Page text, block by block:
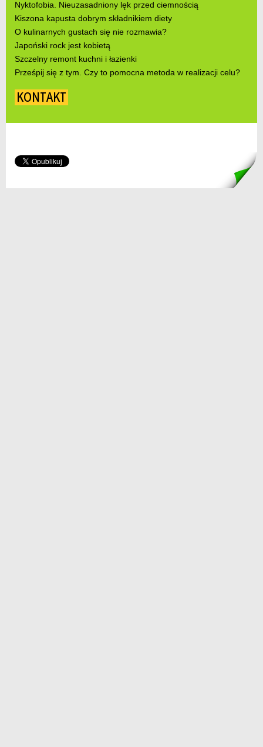
Nyktofobia. Nieuzasadniony lęk przed ciemnością
Kiszona kapusta dobrym składnikiem diety
O kulinarnych gustach się nie rozmawia?
Japoński rock jest kobietą
Szczelny remont kuchni i łazienki
Prześpij się z tym. Czy to pomocna metoda w realizacji celu?
KONTAKT